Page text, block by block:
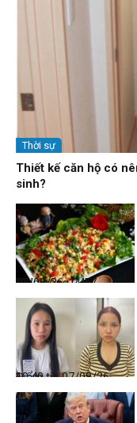
Thời sự
Thiết kế căn hộ có
sinh?
Nhịp sống 24h
07/08/26, 11:57
Điểm tin
07/08/26, 10:40